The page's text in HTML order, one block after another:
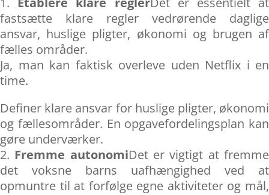
fastsætte klare regler vedrørende daglige
ansvar, huslige pligter, økonomi og brugen af
fælles områder.
Ja, man kan faktisk overleve uden Netflix i en
time.
Definer klare ansvar for huslige pligter, økonomi
og fællesområder. En opgavefordelingsplan kan
gøre underværker.
Fremme autonomiDet er vigtigt at fremme
det voksne barns uafhængighed ved at
opmuntre til at forfølge egne aktiviteter og mål,